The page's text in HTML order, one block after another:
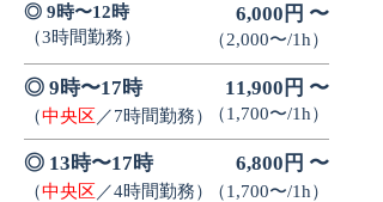
◎ 9時〜12時
（3時間勤務）
6,000円 〜
（2,000〜/1h）
◎ 9時〜17時
（中央区 ／7時間勤務）
11,900円 〜
（1,700〜/1h）
◎ 13時〜17時
（中央区 ／4時間勤務）
6,800 円 〜
（1,700〜/1h）